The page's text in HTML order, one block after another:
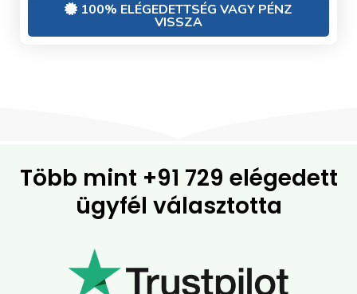
100% ELÉGEDETTSÉG VAGY PÉNZ
VISSZA
Több mint +91 729 elégedett
ügyfél választotta